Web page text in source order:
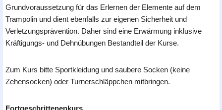
Grundvoraussetzung für das Erlernen der Elemente auf dem
Trampolin und dient ebenfalls zur eigenen Sicherheit und
Verletzungsprävention. Daher sind eine Erwärmung inklusive
Kräftigungs- und Dehnübungen Bestandteil der Kurse.
Zum Kurs bitte Sportkleidung und saubere Socken (keine
Zehensocken) oder Turnerschläppchen mitbringen.